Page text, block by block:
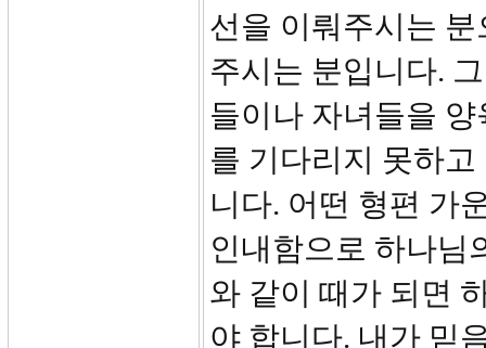
선을 이뤄주시는
주시는 분입니다.
들이나 자녀들을
를 기다리지 못하
니다. 어떤 형편 가
인내함으로 하나님
와 같이 때가 되면
야 합니다. 내가 믿